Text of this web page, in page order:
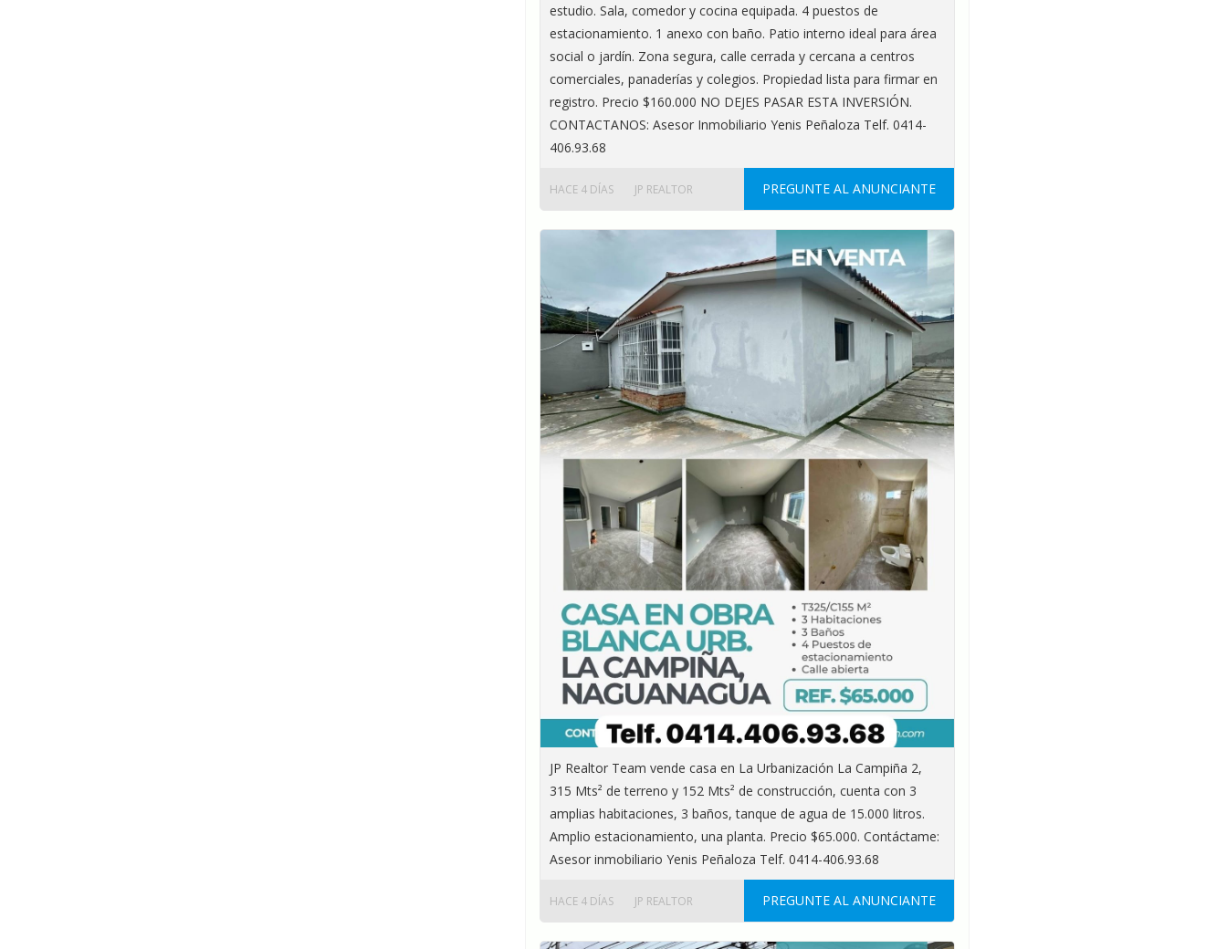
estudio. Sala, comedor y cocina equipada. 4 puestos de
estacionamiento. 1 anexo con baño. Patio interno ideal para área
social o jardín. Zona segura, calle cerrada y cercana a centros
comerciales, panaderías y colegios. Propiedad lista para firmar en
registro. Precio $160.000 NO DEJES PASAR ESTA INVERSIÓN.
CONTACTANOS: Asesor Inmobiliario Yenis Peñaloza Telf. 0414-
406.93.68
PREGUNTE AL ANUNCIANTE
HACE 4 DÍAS JP REALTOR
JP Realtor Team vende casa en La Urbanización La Campiña 2,
315 Mts² de terreno y 152 Mts² de construcción, cuenta con 3
amplias habitaciones, 3 baños, tanque de agua de 15.000 litros.
Amplio estacionamiento, una planta. Precio $65.000. Contáctame:
Asesor inmobiliario Yenis Peñaloza Telf. 0414-406.93.68
PREGUNTE AL ANUNCIANTE
HACE 4 DÍAS JP REALTOR